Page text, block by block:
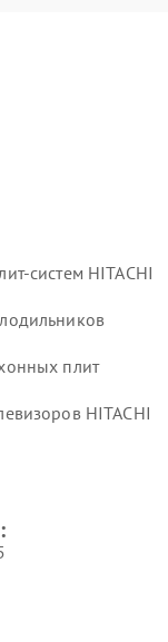
систем HITACHI
плит
HITACHI